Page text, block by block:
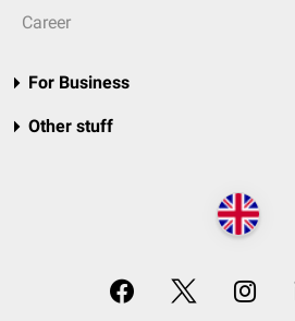
Career
For Business
Other stuff